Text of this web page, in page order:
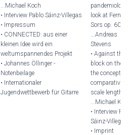
...Michael Koch
• Interview Pablo Sáinz-Villegas
• Impressum
• CONNECTED: aus einer
kleinen Idee wird ein
weltumspannendes Projekt
• Johannes Öllinger -
Notenbeilage
• Internationaler
Jugendwettbewerb für Gitarre
look at
Sors op. 60
...Andreas
Stevens
• Against the
block on the
the concept of
comparative
scale length
...Michael
• Interview
Sáinz-Villegas
• Imprint